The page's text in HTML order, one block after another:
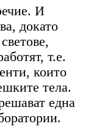
И
докато
т.е.
които
тела.
една